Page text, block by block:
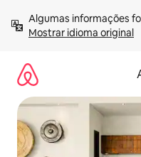
para
Mostrar idioma original